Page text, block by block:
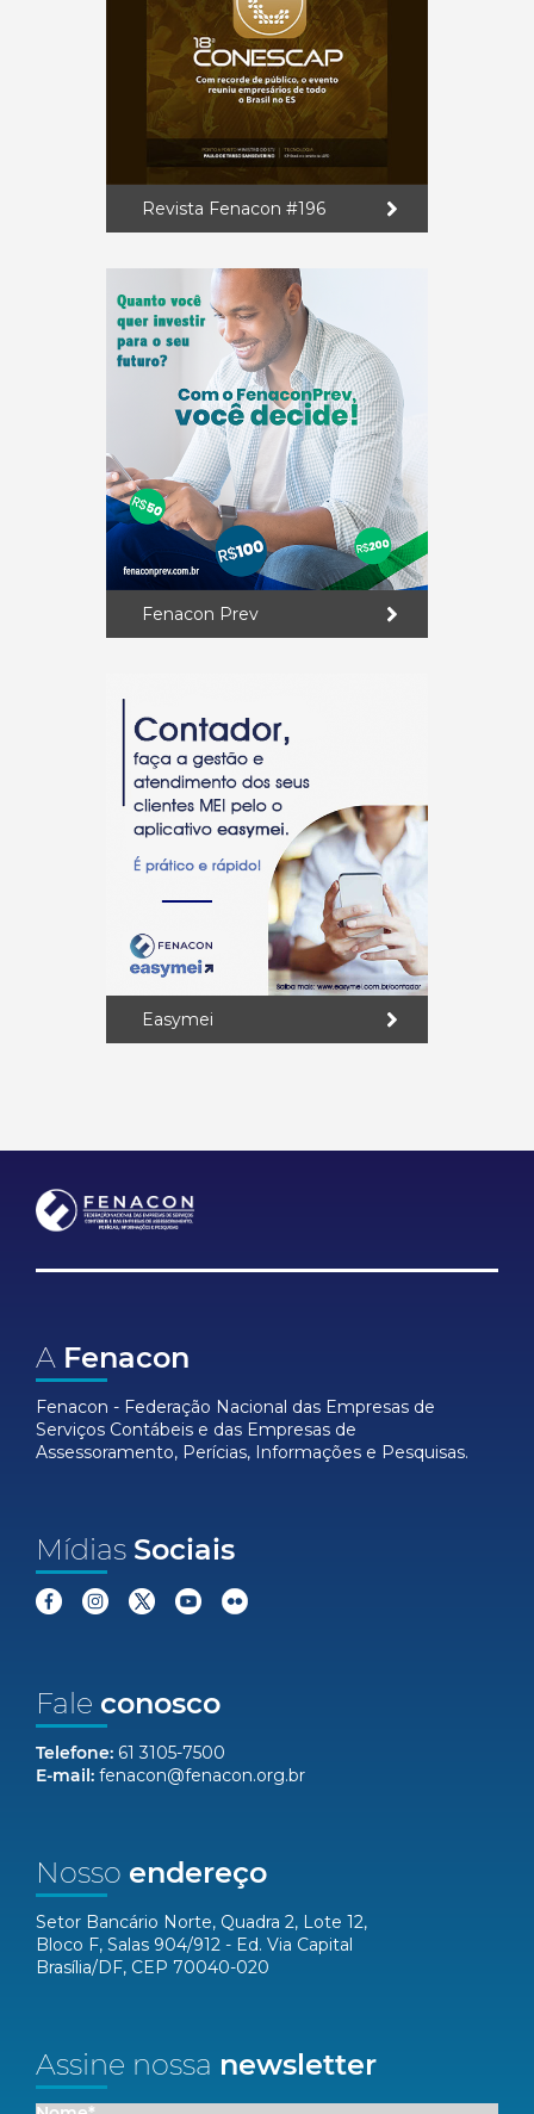
Revista Fenacon #196
Fenacon Prev
Easymei
A Fenacon
Fenacon - Federação Nacional das Empresas de
Serviços Contábeis e das Empresas de
Assessoramento, Perícias, Informações e Pesquisas.
Mídias Sociais
Fale conosco
Telefone: 61 3105-7500
E-mail: fenacon@fenacon.org.br
Nosso endereço
Setor Bancário Norte, Quadra 2, Lote 12,
Bloco F, Salas 904/912 - Ed. Via Capital
Brasília/DF, CEP 70040-020
Assine nossa newsletter